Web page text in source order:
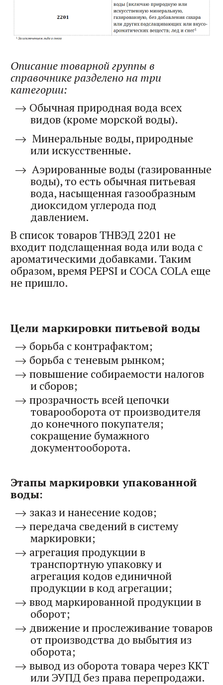
Описание товарной группы в
справочнике разделено на три
категории:
Обычная природная вода всех
видов (кроме морской воды).
Минеральные воды, природные
или искусственные.
Аэрированные воды (газированные
воды), то есть обычная питьевая
вода, насыщенная газообразным
диоксидом углерода под
давлением.
В список товаров ТНВЭД 2201 не
входит подслащенная вода или вода с
ароматическими добавками. Таким
образом, время PEPSI и COCA COLA еще
не пришло.
Цели маркировки питьевой воды
борьба с контрафактом;
борьба с теневым рынком;
повышение собираемости налогов
и сборов;
прозрачность всей цепочки
товарооборота от производителя
до конечного покупателя;
сокращение бумажного
документооборота.
Этапы маркировки упакованной
воды:
заказ и нанесение кодов;
передача сведений в систему
маркировки;
агрегация продукции в
транспортную упаковку и
агрегация кодов единичной
продукции в код агрегации;
ввод маркированной продукции в
оборот;
движение и прослеживание товаров
от производства до выбытия из
оборота;
вывод из оборота товара через ККТ
или ЭУПД без права перепродажи.